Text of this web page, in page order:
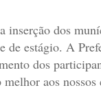
inserção dos
de estágio. A
dos
aos